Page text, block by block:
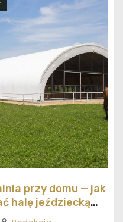
przy domu — jak
halę jeździecką